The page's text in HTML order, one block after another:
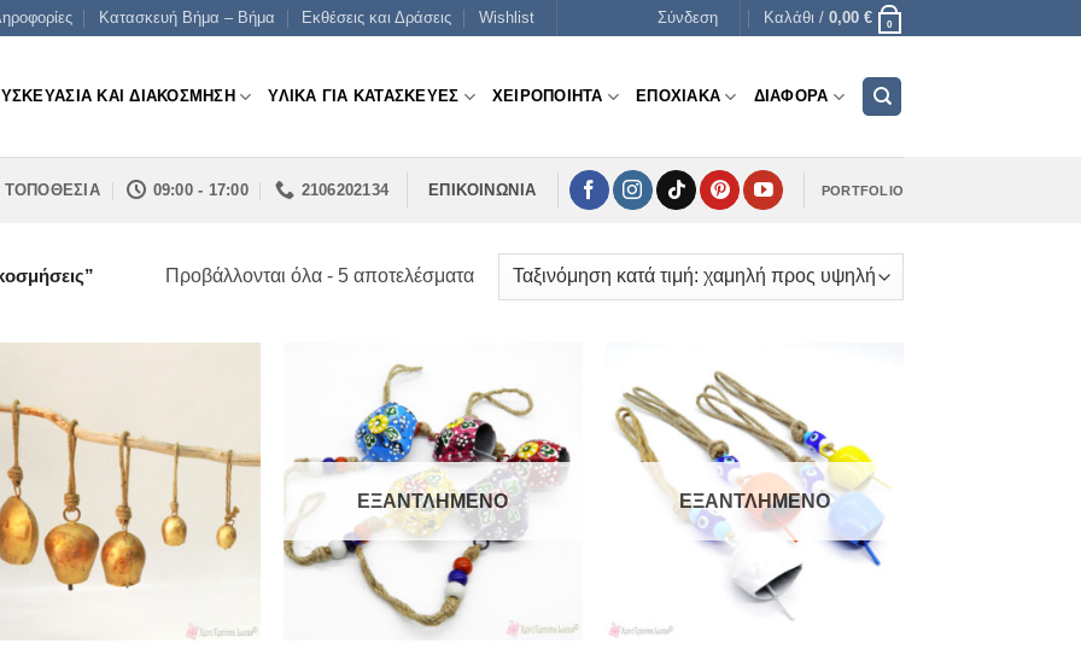
Κατασκευή Βήμα – Βήμα Εκθέσεις και Δράσεις Wishlist Σύνδεση Καλάθι / 0,00 € 0
ΚΑΙ ΔΙΑΚΟΣΜΗΣΗ ΥΛΙΚΑ ΓΙΑ ΚΑΤΑΣΚΕΥΕΣ ΧΕΙΡΟΠΟΙΗΤΑ ΕΠΟΧΙΑΚΑ ΔΙΑΦΟΡΑ
ΤΟΠΟΘΕΣΙΑ 09:00 - 17:00 2106202134 ΕΠΙΚΟΙΝΩΝΙΑ PORTFOLIO
Προβάλλονται όλα - 5 αποτελέσματαSorted
to
high
ΕΞΑΝΤΛΗΜΈΝΟ ΕΞΑΝΤΛΗΜΈΝΟ